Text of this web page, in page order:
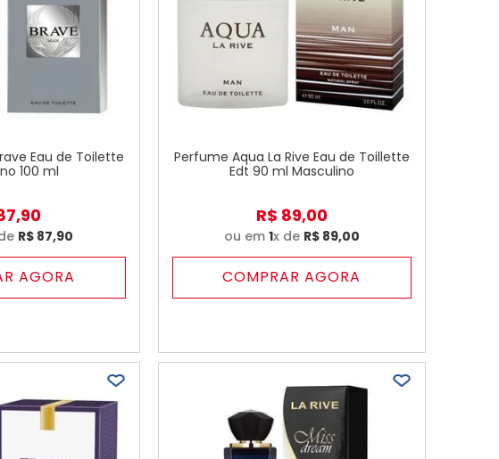
Eau de Toilette
100 ml
,90
R$ 87,90
AGORA
Perfume Aqua La Rive Eau de Toillette
Edt 90 ml Masculino
R$ 89,00
ou em 1x de R$ 89,00
COMPRAR AGORA